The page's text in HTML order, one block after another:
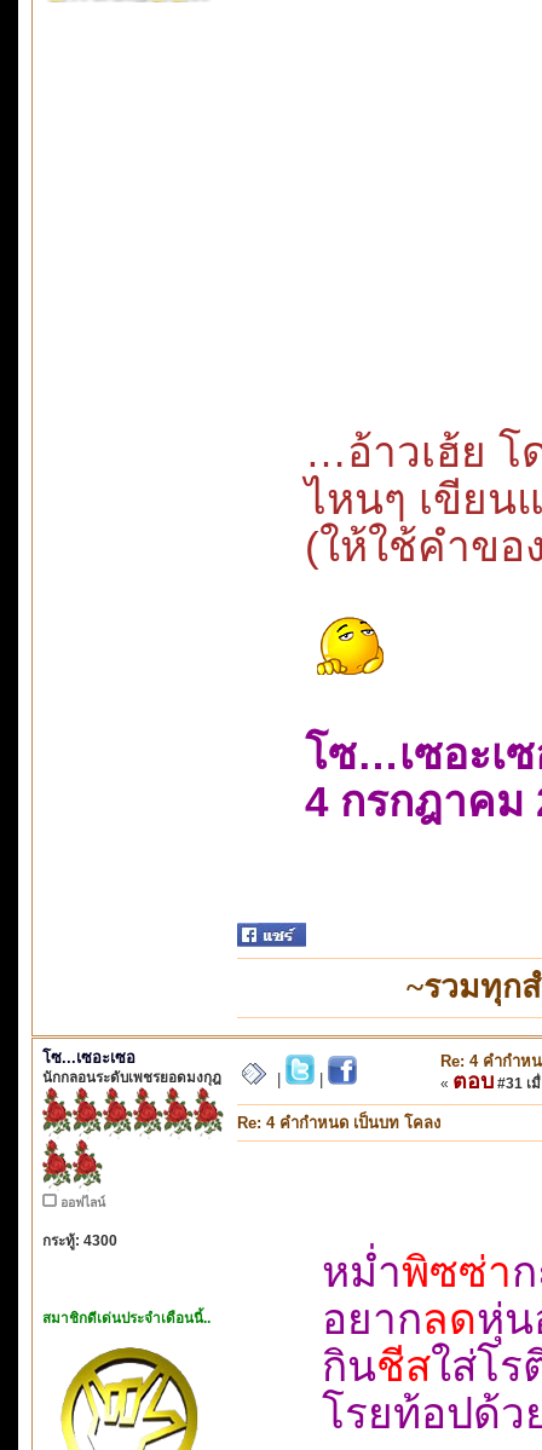
…อ้าวเฮ้ย
ไหนๆ เขียน
(ให้ใช้คำขอ
โซ…เซอะเ
4 กรกฎาคม
~รวมทุก
โซ...เซอะเซอ
นักกลอนระดับเพชรยอดมงกุฎ
ออฟไลน์
กระทู้: 4300
สมาชิกดีเด่นประจำเดือนนี้..
Re: 4 คำกำห
« ตอบ #31 เ
Re: 4 คำกำหนด เป็นบท โคลง
หม่ำพิซซ่า
อยากลดหุ่
กินชีสใส่โ
โรยท้อปด้